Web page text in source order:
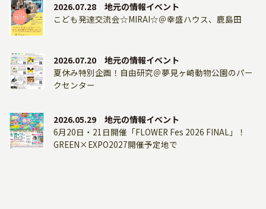
厚木のリソースでまだまだやれる！
厚木珈琲代表社員 酒井涼旦郎さん
神奈川の酒蔵を巡って、地元の良さと旨い酒を再発
見！
『かながわ13蔵めぐりスタンプラリー』
2026.07.28 地元の情報イベント
こども発達交流会☆MIRAI☆＠幸盛ハウス、鹿島田
2026.07.20 地元の情報イベント
夏休み特別企画！自由研究＠夢見ヶ崎動物公園のパー
クセンター
2026.05.29 地元の情報イベント
6月20日・21日開催「FLOWER Fes 2026 FINAL」！
GREEN×EXPO2027開催予定地で